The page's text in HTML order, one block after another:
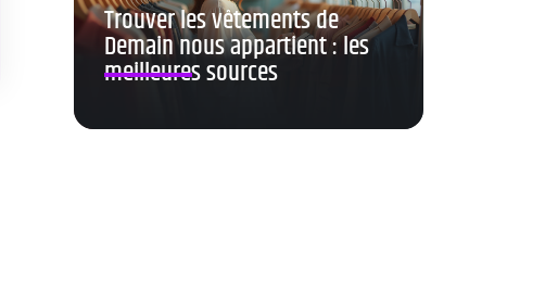
Trouver les vêtements de
Demain nous appartient : les
meilleures sources